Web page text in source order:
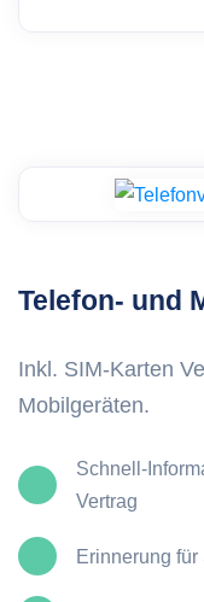
Telefon- und
Inkl. SIM-Karten
Mobilgeräten.
Schnell-
Vertrag
Erinnerung